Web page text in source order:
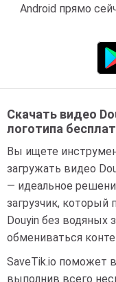
Android прямо
Скачать видео
логотипа
Вы ищете
загружать видео
— идеальное
загрузчик, который
Douyin без водяных
обмениваться
SaveTik.io поможет
выполнив всего